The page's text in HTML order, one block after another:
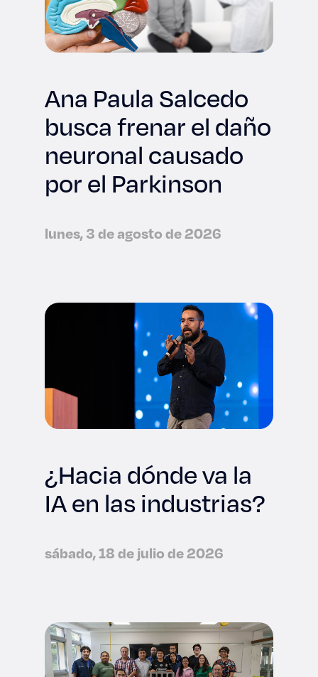
Ana Paula Salcedo
busca frenar el daño
neuronal causado
por el Parkinson
lunes, 3 de agosto de 2026
¿Hacia dónde va la
IA en las industrias?
sábado, 18 de julio de 2026